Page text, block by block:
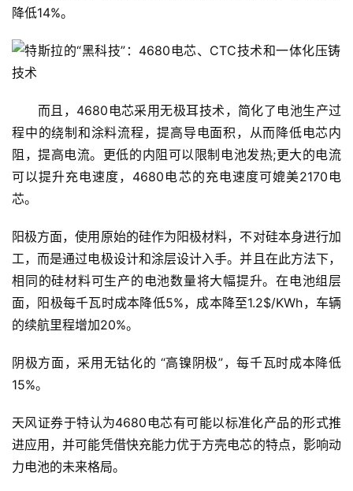
降低14%。
而且，4680电芯采用无极耳技术，简化了电池生产过
程中的绕制和涂料流程，提高导电面积，从而降低电芯内
阻，提高电流。更低的内阻可以限制电池发热;更大的电流
可以提升充电速度，4680电芯的充电速度可媲美2170电
芯。
阳极方面，使用原始的硅作为阳极材料，不对硅本身进行加
工，而是通过电极设计和涂层设计入手。并且在此方法下，
相同的硅材料可生产的电池数量将大幅提升。在电池组层
面，阳极每千瓦时成本降低5%，成本降至1.2$/KWh，车辆
的续航里程增加20%。
阴极方面，采用无钴化的 “高镍阴极”，每千瓦时成本降低
15%。
天风证券于特认为4680电芯有可能以标准化产品的形式推
进应用，并可能凭借快充能力优于方壳电芯的特点，影响动
力电池的未来格局。